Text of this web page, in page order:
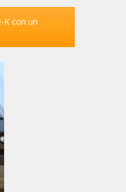
K con un